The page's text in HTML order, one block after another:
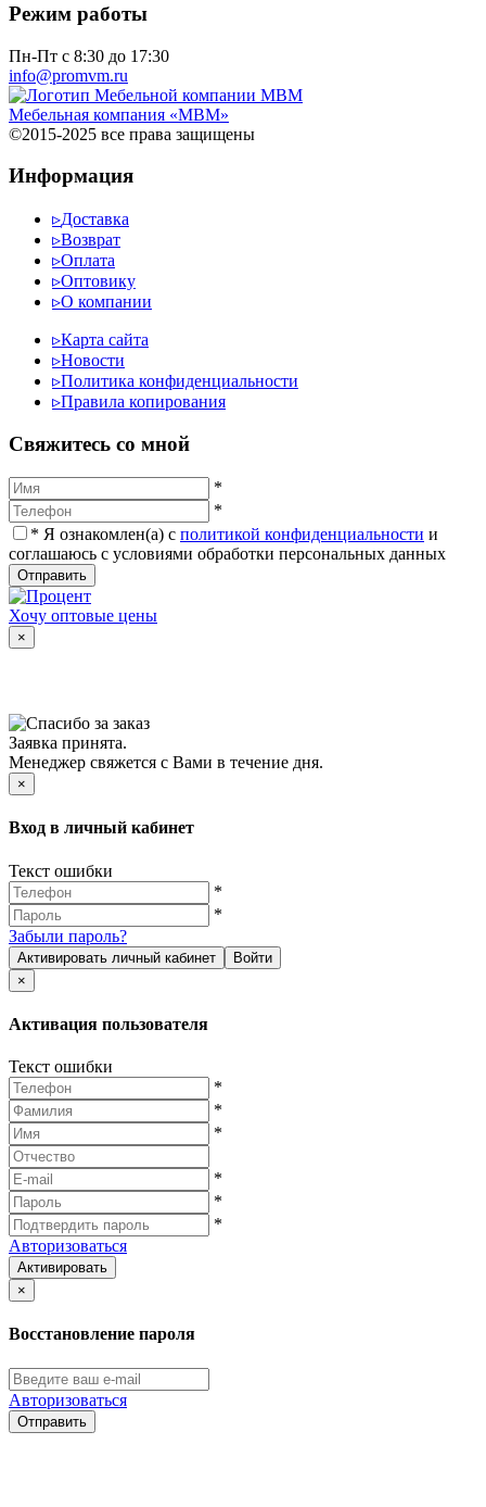
Режим работы
Пн-Пт с 8:30 до 17:30
info@promvm.ru
Мебельная компания «МВМ»
©2015-2025 все права защищены
Информация
▹Доставка
▹Возврат
▹Оплата
▹Оптовику
▹О компании
▹Карта сайта
▹Новости
▹Политика конфиденциальности
▹Правила копирования
Cвяжитесь со мной
*
*
* Я ознакомлен(а) с политикой конфиденциальности и
соглашаюсь с условиями обработки персональных данных
Отправить
Хочу оптовые цены
×
Заявка принята.
Менеджер свяжется с Вами в течение дня.
×
Вход в личный кабинет
Текст ошибки
*
*
Забыли пароль?
Активировать личный кабинет
Войти
×
Активация пользователя
Текст ошибки
*
*
*
*
*
*
Авторизоваться
Активировать
×
Восстановление пароля
Авторизоваться
Отправить